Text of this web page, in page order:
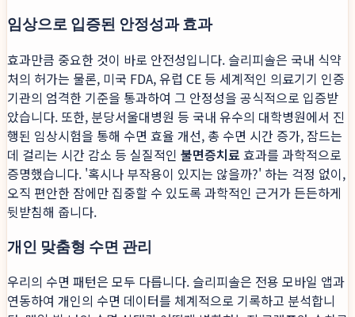
임상으로 입증된 안정성과 효과
효과만큼 중요한 것이 바로 안전성입니다. 슬리피솔은 국내 식약
처의 허가는 물론, 미국 FDA, 유럽 CE 등 세계적인 의료기기 인증
기관의 엄격한 기준을 통과하여 그 안정성을 공식적으로 입증받
았습니다. 또한, 분당서울대병원 등 국내 유수의 대학병원에서 진
행된 임상시험을 통해 수면 효율 개선, 총 수면 시간 증가, 잠드는
데 걸리는 시간 감소 등 실질적인 불면증치료효과를 과학적으로
증명했습니다. '혹시나 부작용이 있지는 않을까?' 하는 걱정 없이,
오직 편안한 잠에만 집중할 수 있도록 과학적인 근거가 든든하게
뒷받침해 줍니다.
개인 맞춤형 수면 관리
우리의 수면 패턴은 모두 다릅니다. 슬리피솔은 전용 모바일 앱과
연동하여 개인의 수면 데이터를 체계적으로 기록하고 분석합니